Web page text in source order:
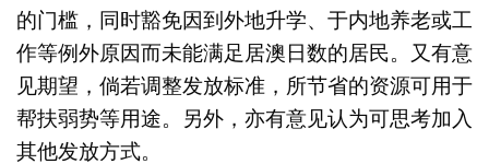
的门槛，同时豁免因到外地升学、于内地养老或工
作等例外原因而未能满足居澳日数的居民。又有意
见期望，倘若调整发放标准，所节省的资源可用于
帮扶弱势等用途。另外，亦有意见认为可思考加入
其他发放方式。